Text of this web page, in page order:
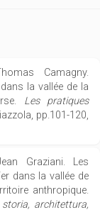
Camagny.
la vallée de la
Les pratiques
pp.101-120,
Graziani. Les
dans la vallée de
anthropique.
architettura,